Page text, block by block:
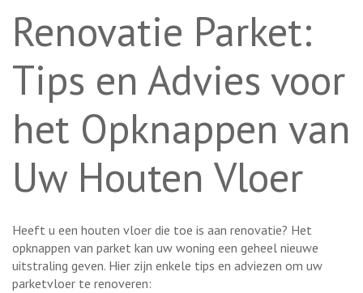
Renovatie Parket:
Tips en Advies voor
het Opknappen van
Uw Houten Vloer
Heeft u een houten vloer die toe is aan renovatie? Het
opknappen van parket kan uw woning een geheel nieuwe
uitstraling geven. Hier zijn enkele tips en adviezen om uw
parketvloer te renoveren: